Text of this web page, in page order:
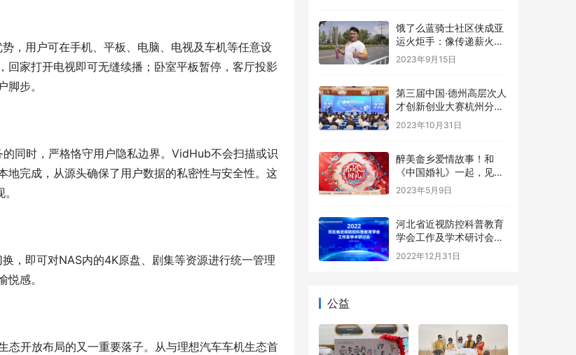
，用户可在手机、平板、电脑、电视及车机等任意设
家打开电视即可无缝续播；卧室平板暂停，客厅投影
步。
同时，严格恪守用户隐私边界。VidHub不会扫描或识
完成，从源头确保了用户数据的私密性与安全性。这
，即可对NAS内的4K原盘、剧集等资源进行统一管理
感。
态开放布局的又一重要落子。从与理想汽车车机生态首
饿了么蓝骑士社区侠成亚
运火炬手：像传递薪火一
样传递好每份订单
2023年9月15日
第三届中国·德州高层次人
才创新创业大赛杭州分赛
成功举办
2023年10月31日
醉美畲乡爱情故事！和
《中国婚礼》一起，见证
浙江的柔情与火辣
2023年5月9日
河北省近视防控科普教育
学会工作及学术研讨会圆
满落幕
2022年12月31日
公益